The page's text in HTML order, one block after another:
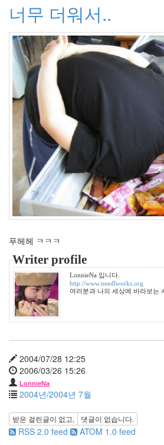
너무 더워서..
푸헤헤 ㅋㅋㅋ
Writer profile
LonnieNa 입니다.
http://www.needlworks.org
여러분과 나의 세상에 바라보는
2004/07/28 12:25
2006/03/26 15:26
LonnieNa
2004년/2004년 7월
받은 걸린글이 없고, 댓글이 없습니다.
RSS 2.0 feed ATOM 1.0 feed
3
월
35
2006
년
4
월
25
2006
월
21
2006
년
6
월
1
년
월
21
2006
년
8
월
년
9
월
17
년
10